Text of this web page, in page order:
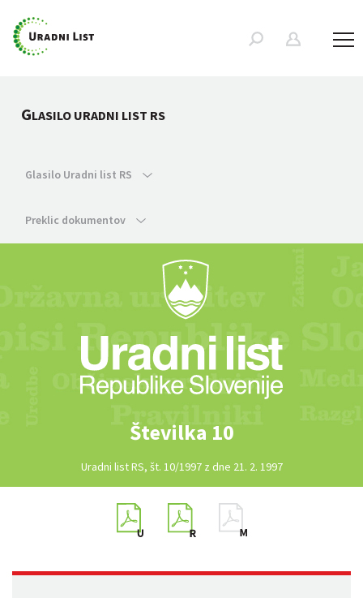
GLASILO URADNI LIST RS
Glasilo Uradni list RS
Preklic dokumentov
Številka 10
Uradni list RS, št. 10/1997 z dne 21. 2. 1997